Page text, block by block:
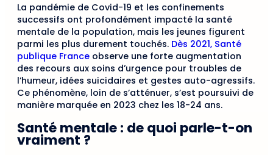
La pandémie de Covid-19 et les confinements
successifs ont profondément impacté la santé
mentale de la population, mais les jeunes figurent
parmi les plus durement touchés. Dès 2021, Santé
publique France observe une forte augmentation
des recours aux soins d’urgence pour troubles de
l’humeur, idées suicidaires et gestes auto-agressifs.
Ce phénomène, loin de s’atténuer, s’est poursuivi de
manière marquée en 2023 chez les 18-24 ans.
Santé mentale : de quoi parle-t-on
vraiment ?